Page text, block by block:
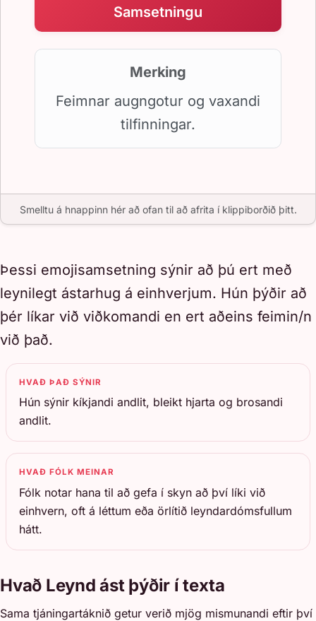
Samsetningu
Merking
Feimnar augngotur og vaxandi
tilfinningar.
Smelltu á hnappinn hér að ofan til að afrita í klippiborðið þitt.
Þessi emojisamsetning sýnir að þú ert með
leynilegt ástarhug á einhverjum. Hún þýðir að
þér líkar við viðkomandi en ert aðeins feimin/n
við það.
HVAÐ ÞAÐ SÝNIR
Hún sýnir kíkjandi andlit, bleikt hjarta og brosandi
andlit.
HVAÐ FÓLK MEINAR
Fólk notar hana til að gefa í skyn að því líki við
einhvern, oft á léttum eða örlítið leyndardómsfullum
hátt.
Hvað Leynd ást þýðir í texta
Sama tjáningartáknið getur verið mjög mismunandi eftir því